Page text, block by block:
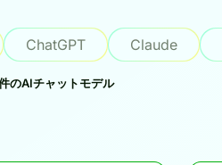
ChatGPT Claude
のAIチャットモデル